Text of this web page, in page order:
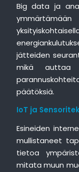
Big data ja
jätteiden
mikä auttaa
päätöksiä.
IoT ja
Esineiden
mullistaneet
tietoa
mitata muun